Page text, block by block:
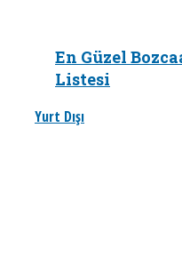
En Güzel
Listesi
Yurt Dışı